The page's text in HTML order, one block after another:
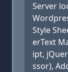
Server
Style
erText
ipt,
ssor),